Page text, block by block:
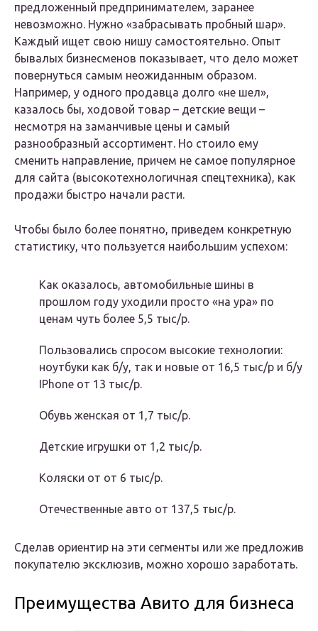
предложенный предпринимателем, заранее
невозможно. Нужно «забрасывать пробный шар».
Каждый ищет свою нишу самостоятельно. Опыт
бывалых бизнесменов показывает, что дело может
повернуться самым неожиданным образом.
Например, у одного продавца долго «не шел»,
казалось бы, ходовой товар – детские вещи –
несмотря на заманчивые цены и самый
разнообразный ассортимент. Но стоило ему
сменить направление, причем не самое популярное
для сайта (высокотехнологичная спецтехника), как
продажи быстро начали расти.
Чтобы было более понятно, приведем конкретную
статистику, что пользуется наибольшим успехом:
Как оказалось, автомобильные шины в
прошлом году уходили просто «на ура» по
ценам чуть более 5,5 тыс/р.
Пользовались спросом высокие технологии:
ноутбуки как б/у, так и новые от 16,5 тыс/р и б/у
IPhone от 13 тыс/р.
Обувь женская от 1,7 тыс/р.
Детские игрушки от 1,2 тыс/р.
Коляски от от 6 тыс/р.
Отечественные авто от 137,5 тыс/р.
Сделав ориентир на эти сегменты или же предложив
покупателю эксклюзив, можно хорошо заработать.
Преимущества Авито для бизнеса